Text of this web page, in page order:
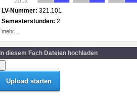
LV-Nummer: 321.101
Semesterstunden: 2
mehr...
In diesem Fach Dateien hochladen